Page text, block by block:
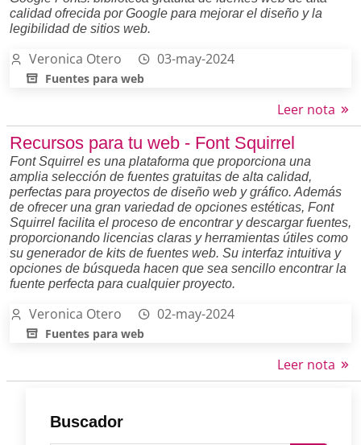
Buscador
calidad ofrecida por Google para mejorar el diseño y la
legibilidad de sitios web.
Veronica Otero 03-may-2024
Fuentes para web
Leer nota
Recursos para tu web - Font Squirrel
Font Squirrel es una plataforma que proporciona una
amplia selección de fuentes gratuitas de alta calidad,
perfectas para proyectos de diseño web y gráfico. Además
de ofrecer una gran variedad de opciones estéticas, Font
Squirrel facilita el proceso de encontrar y descargar fuentes,
proporcionando licencias claras y herramientas útiles como
su generador de kits de fuentes web. Su interfaz intuitiva y
opciones de búsqueda hacen que sea sencillo encontrar la
fuente perfecta para cualquier proyecto.
Veronica Otero 02-may-2024
Fuentes para web
Leer nota